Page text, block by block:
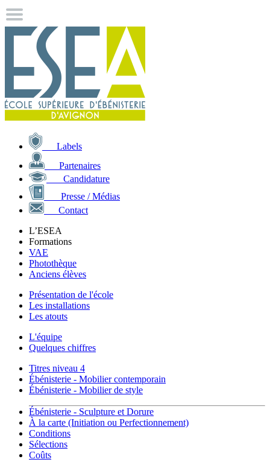
Labels
Partenaires
Candidature
Presse / Médias
Contact
L’ESEA
Formations
VAE
Photothèque
Anciens élèves
Présentation de l'école
Les installations
Les atouts
L'équipe
Quelques chiffres
Titres niveau 4
Ébénisterie - Mobilier contemporain
Ébénisterie - Mobilier de style
Ébénisterie - Sculpture et Dorure
À la carte (Initiation ou Perfectionnement)
Conditions
Sélections
Coûts